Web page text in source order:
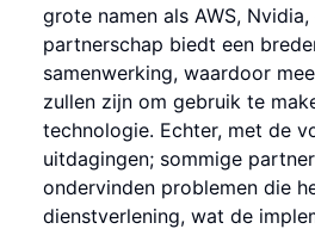
grote namen als AWS,
partnerschap biedt een
samenwerking, waardoor
zullen zijn om gebruik te
technologie. Echter, met de
uitdagingen; sommige
ondervinden problemen die
dienstverlening, wat de